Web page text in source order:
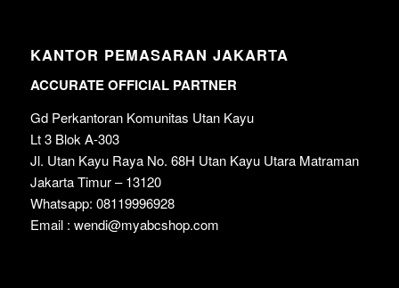
KANTOR PEMASARAN JAKARTA
ACCURATE OFFICIAL PARTNER
Gd Perkantoran Komunitas Utan Kayu
Lt 3 Blok A-303
Jl. Utan Kayu Raya No. 68H Utan Kayu Utara Matraman
Jakarta Timur – 13120
Whatsapp: 08119996928
Email : wendi@myabcshop.com